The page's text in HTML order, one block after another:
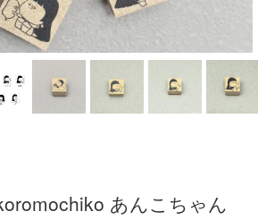
あんこちゃん